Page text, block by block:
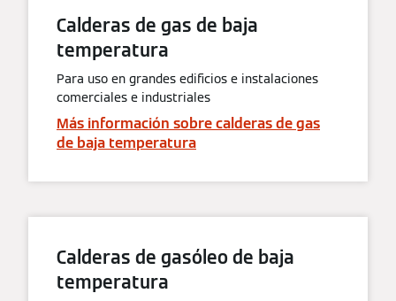
Calderas de gas de baja
temperatura
Para uso en grandes edificios e instalaciones
comerciales e industriales
Más información sobre calderas de gas
de baja temperatura
Calderas de gasóleo de baja
temperatura